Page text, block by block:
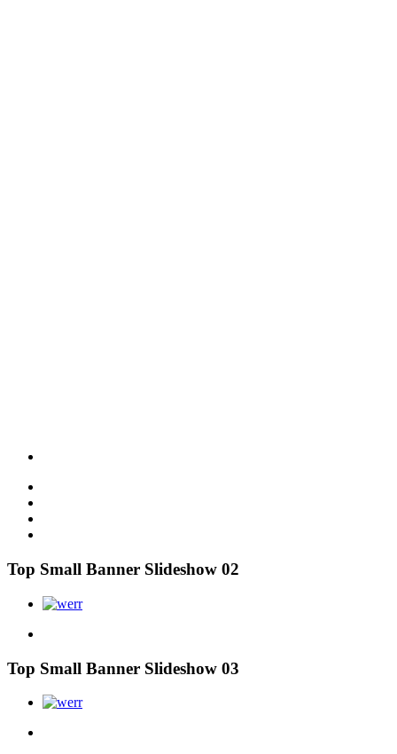
Top Small Banner Slideshow 02
Top Small Banner Slideshow 03